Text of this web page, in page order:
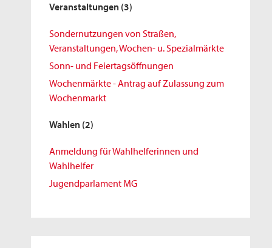
Veranstaltungen (3)
Sondernutzungen von Straßen,
Veranstaltungen, Wochen- u. Spezialmärkte
Sonn- und Feiertagsöffnungen
Wochenmärkte - Antrag auf Zulassung zum
Wochenmarkt
Wahlen (2)
Anmeldung für Wahlhelferinnen und
Wahlhelfer
Jugendparlament MG